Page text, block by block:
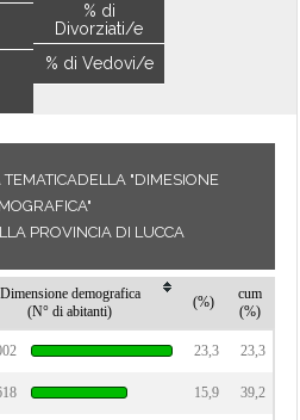
% di
Divorziati/e
% di Vedovi/e
TEMATICADELLA "DIMESIONE
PROVINCIA DI LUCCA
Dimensione demografica
(N° di abitanti)
(%)
cum
(%)
23,3 23,3
15,9 39,2